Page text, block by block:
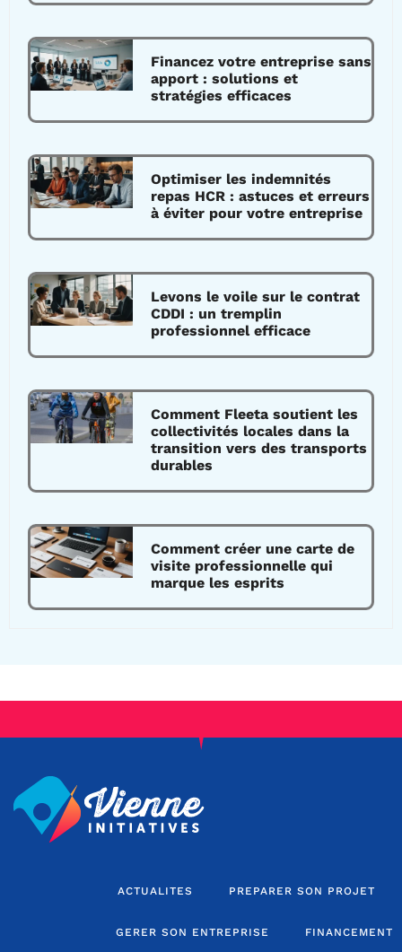
Financez votre entreprise sans
apport : solutions et
stratégies efficaces
Optimiser les indemnités
repas HCR : astuces et erreurs
à éviter pour votre entreprise
Levons le voile sur le contrat
CDDI : un tremplin
professionnel efficace
Comment Fleeta soutient les
collectivités locales dans la
transition vers des transports
durables
Comment créer une carte de
visite professionnelle qui
marque les esprits
ACTUALITES PREPARER SON PROJET
GERER SON ENTREPRISE FINANCEMENT